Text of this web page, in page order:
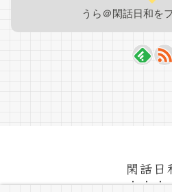
うら＠閑話日和を
閑話日